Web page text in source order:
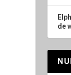
de